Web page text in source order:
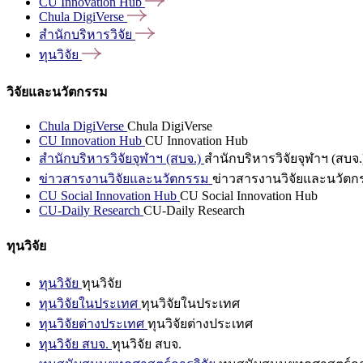
Chula DigiVerse
สำนักบริหารวิจัย
ทุนวิจัย
วิจัยและนวัตกรรม
Chula DigiVerse Chula DigiVerse
CU Innovation Hub CU Innovation Hub
สำนักบริหารวิจัยจุฬาฯ (สบจ.) สำนักบริหารวิจัยจุฬาฯ (สบจ
ข่าวสารงานวิจัยและนวัตกรรม ข่าวสารงานวิจัยและนวัตก
CU Social Innovation Hub CU Social Innovation Hub
CU-Daily Research CU-Daily Research
ทุนวิจัย
ทุนวิจัย ทุนวิจัย
ทุนวิจัยในประเทศ ทุนวิจัยในประเทศ
ทุนวิจัยต่างประเทศ ทุนวิจัยต่างประเทศ
ทุนวิจัย สบจ. ทุนวิจัย สบจ.